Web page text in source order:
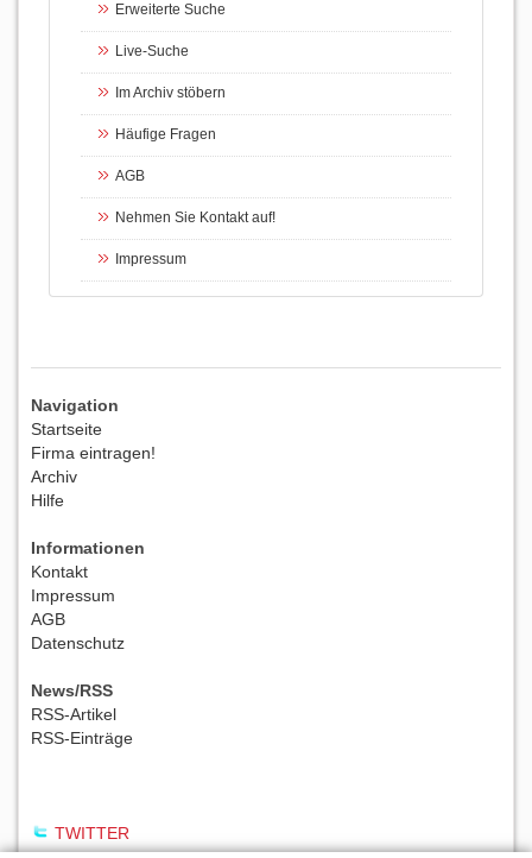
Erweiterte Suche
Live-Suche
Im Archiv stöbern
Häufige Fragen
AGB
Nehmen Sie Kontakt auf!
Impressum
Navigation
Startseite
Firma eintragen!
Archiv
Hilfe
Informationen
Kontakt
Impressum
AGB
Datenschutz
News/RSS
RSS-Artikel
RSS-Einträge
TWITTER